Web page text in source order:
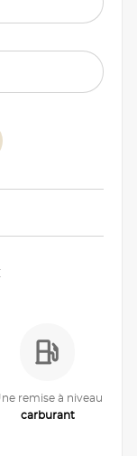
remise à niveau
carburant